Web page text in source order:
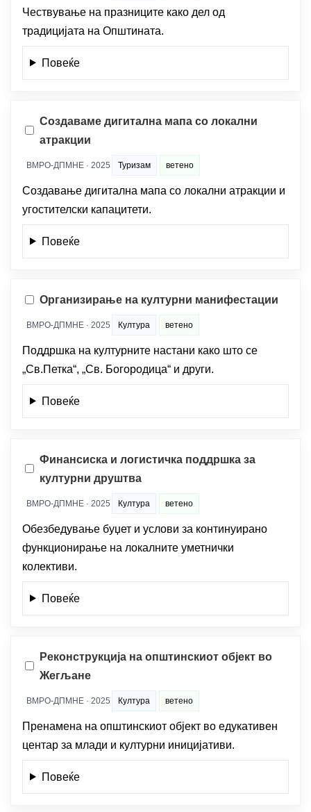
Чествување на празниците како дел од
традицијата на Општината.
Повеќе
Создаваме дигитална мапа со локални
атракции
ВМРО-ДПМНЕ · 2025 Туризам ветено
Создавање дигитална мапа со локални атракции и
угостителски капацитети.
Повеќе
Организирање на културни манифестации
ВМРО-ДПМНЕ · 2025 Култура ветено
Поддршка на културните настани како што се
„Св.Петка“, „Св. Богородица“ и други.
Повеќе
Финансиска и логистичка поддршка за
културни друштва
ВМРО-ДПМНЕ · 2025 Култура ветено
Обезбедување буџет и услови за континуирано
функционирање на локалните уметнички
колективи.
Повеќе
Реконструкција на општинскиот објект во
Жегљане
ВМРО-ДПМНЕ · 2025 Култура ветено
Пренамена на општинскиот објект во едукативен
центар за млади и културни иницијативи.
Повеќе